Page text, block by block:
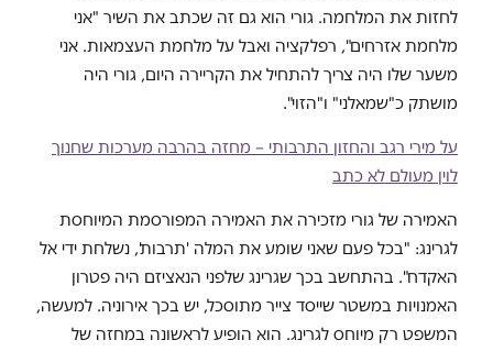
לחזות את המלחמה. גורי הוא גם זה שכתב את השיר "אני
מלחמת אזרחים", רפלקציה ואבל על מלחמת העצמאות. אני
משער שלו היה צריך להתחיל את הקריירה היום, גורי היה
מושתק כ"שמאלני" ו"הזוי".
על מירי רגב והחזון התרבותי – מחזה בהרבה מערכות שחנוך
לוין מעולם לא כתב
האמירה של גורי מזכירה את האמירה המפורסמת המיוחסת
לגרינג: "בכל פעם שאני שומע את המלה 'תרבות', נשלחת ידי אל
האקדח". בהתחשב בכך שגרינג שלפני הנאציזם היה פטרון
האמנויות במשטר שייסד צייר מתוסכל, יש בכך אירוניה. למעשה,
המשפט רק מיוחס לגרינג. הוא הופיע לראשונה במחזה של